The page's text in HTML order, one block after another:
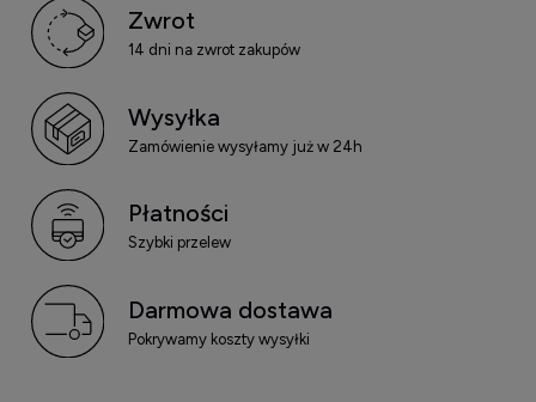
Zwrot
14 dni na zwrot zakupów
Wysyłka
Zamówienie wysyłamy już w 24h
Płatności
Szybki przelew
Darmowa dostawa
Pokrywamy koszty wysyłki